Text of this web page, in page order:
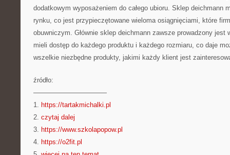
dodatkowym wyposażeniem do całego ubioru. Sklep deichmann
rynku, co jest przypieczętowane wieloma osiągnięciami, które
obuwniczym. Głównie sklep deichmann zawsze prowadzony jest
mieli dostęp do każdego produktu i każdego rozmiaru, co daje
wszelkie niezbędne produkty, jakimi każdy klient jest
źródło:
———————————
1. https://tartakmichalki.pl
2. czytaj dalej
3. https://www.szkolapopow.pl
4. https://o2fit.pl